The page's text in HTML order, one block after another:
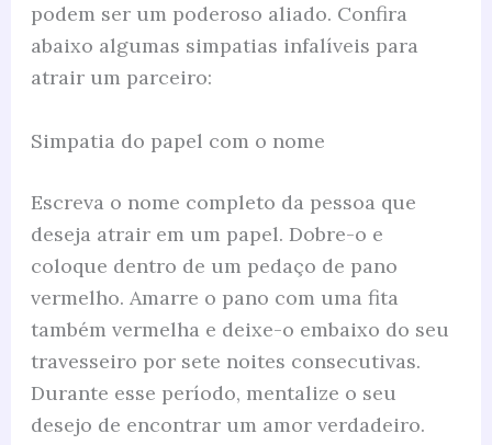
podem ser um poderoso aliado. Confira
abaixo algumas simpatias infalíveis para
atrair um parceiro:
Simpatia do papel com o nome
Escreva o nome completo da pessoa que
deseja atrair em um papel. Dobre-o e
coloque dentro de um pedaço de pano
vermelho. Amarre o pano com uma fita
também vermelha e deixe-o embaixo do seu
travesseiro por sete noites consecutivas.
Durante esse período, mentalize o seu
desejo de encontrar um amor verdadeiro.